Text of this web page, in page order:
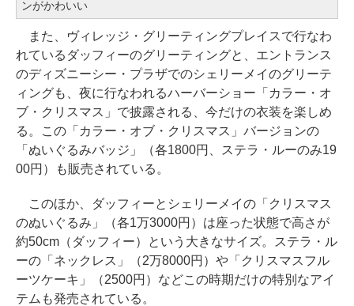
ンがかわいい
また、ヴィレッジ・グリーティングプレイスで行なわ
れているダッフィーのグリーティングと、エントランス
のディズニーシー・プラザでのシェリーメイのグリーテ
ィングも、夜に行なわれるハーバーショー「カラー・オ
ブ・クリスマス」で披露される、今だけの衣装を楽しめ
る。この「カラー・オブ・クリスマス」バージョンの
「ぬいぐるみバッジ」（各1800円、ステラ・ルーのみ19
00円）も販売されている。
このほか、ダッフィーとシェリーメイの「クリスマス
のぬいぐるみ」（各1万3000円）は座った状態で高さが
約50cm（ダッフィー）という大きなサイズ。ステラ・ル
ーの「ネックレス」（2万8000円）や「クリスマスフル
ーツケーキ」（2500円）などこの時期だけの特別なアイ
テムも発売されている。